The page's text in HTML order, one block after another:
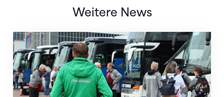
Weitere News
Twerenbold wird offizieller Reisepartner des STV